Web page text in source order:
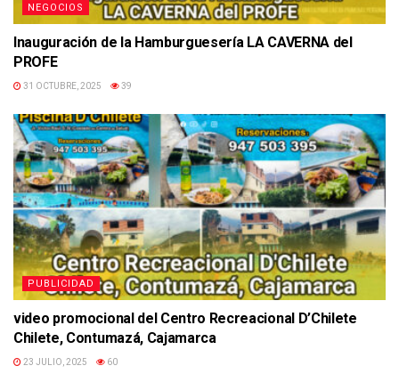
NEGOCIOS
Inauguración de la Hamburguesería LA CAVERNA del
PROFE
31 OCTUBRE, 2025 39
PUBLICIDAD
video promocional del Centro Recreacional D’Chilete
Chilete, Contumazá, Cajamarca
23 JULIO, 2025 60